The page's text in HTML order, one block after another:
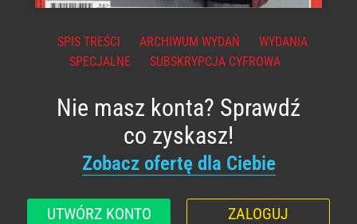
SPIS TREŚCI ARCHIWUM WYDAŃ
WYDANIA
SPECJALNE
SUBSKRYPCJA CYFROWA
Nie masz konta? Sprawdź
co zyskasz!
Zobacz ofertę dla Ciebie
UTWÓRZ KONTO ZALOGUJ